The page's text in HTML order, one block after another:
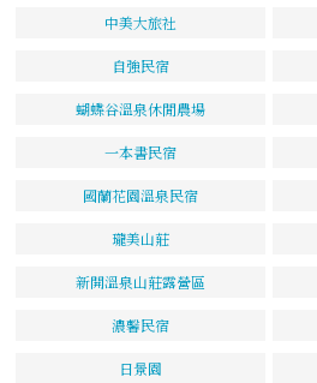
中美大旅社
自強民宿
蝴蝶谷溫泉休閒農場
一本書民宿
國蘭花園溫泉民宿
瓏美山莊
新開溫泉山莊露營區
濃馨民宿
日景園